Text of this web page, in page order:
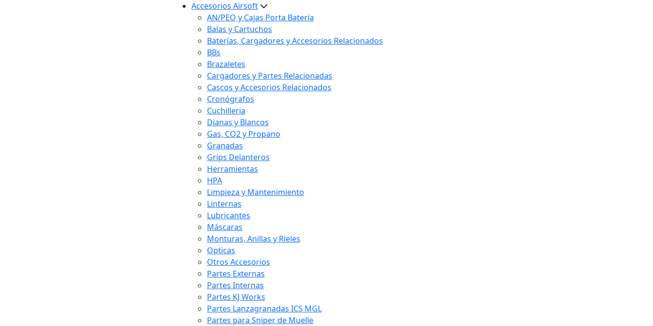
Accesorios Airsoft
AN/PEQ y Cajas Porta Batería
Balas y Cartuchos
Baterías, Cargadores y Accesorios Relacionados
BBs
Brazaletes
Cargadores y Partes Relacionadas
Cascos y Accesorios Relacionados
Cronógrafos
Cuchilleria
Dianas y Blancos
Gas, CO2 y Propano
Granadas
Grips Delanteros
Herramientas
HPA
Limpieza y Mantenimiento
Linternas
Lubricantes
Máscaras
Monturas, Anillas y Rieles
Opticas
Otros Accesorios
Partes Externas
Partes Internas
Partes KJ Works
Partes Lanzagranadas ICS MGL
Partes para Sniper de Muelle